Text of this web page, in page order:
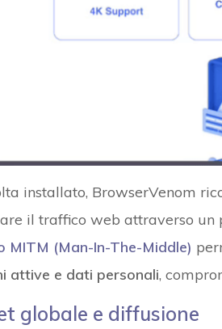
installato, BrowserVenom
il traffico web attraverso
MITM (Man-In-The-Middle)
attive e dati personali,
globale e diffusione